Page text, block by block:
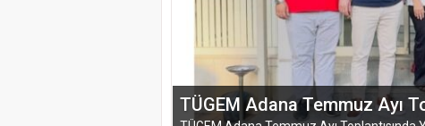
EĞİTİM-BİR-SEN ADANA
VEFA VE DAYANIŞMA